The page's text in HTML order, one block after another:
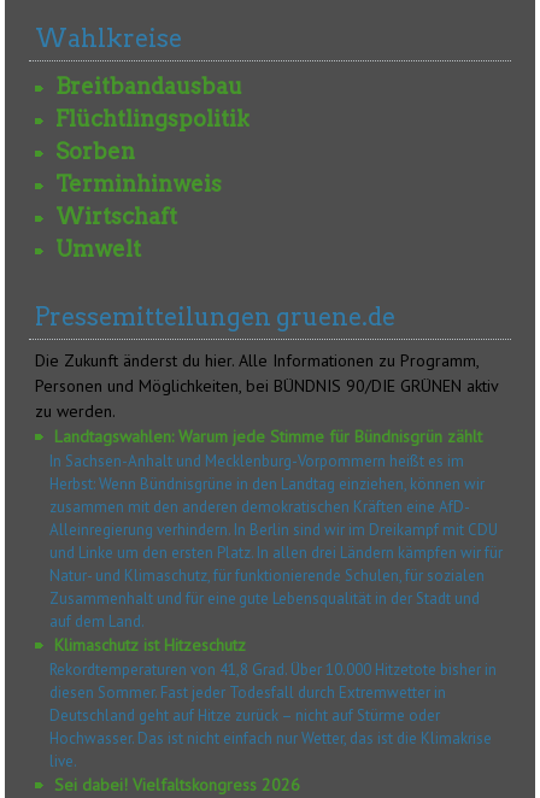
Wahlkreise
Breitbandausbau
Flüchtlingspolitik
Sorben
Terminhinweis
Wirtschaft
Umwelt
Pressemitteilungen gruene.de
Die Zukunft änderst du hier. Alle Informationen zu Programm,
Personen und Möglichkeiten, bei BÜNDNIS 90/DIE GRÜNEN aktiv
zu werden.
Landtagswahlen: Warum jede Stimme für Bündnisgrün zählt
In Sachsen-Anhalt und Mecklenburg-Vorpommern heißt es im
Herbst: Wenn Bündnisgrüne in den Landtag einziehen, können wir
zusammen mit den anderen demokratischen Kräften eine AfD-
Alleinregierung verhindern. In Berlin sind wir im Dreikampf mit CDU
und Linke um den ersten Platz. In allen drei Ländern kämpfen wir für
Natur- und Klimaschutz, für funktionierende Schulen, für sozialen
Zusammenhalt und für eine gute Lebensqualität in der Stadt und
auf dem Land.
Klimaschutz ist Hitzeschutz
Rekordtemperaturen von 41,8 Grad. Über 10.000 Hitzetote bisher in
diesen Sommer. Fast jeder Todesfall durch Extremwetter in
Deutschland geht auf Hitze zurück – nicht auf Stürme oder
Hochwasser. Das ist nicht einfach nur Wetter, das ist die Klimakrise
live.
Sei dabei! Vielfaltskongress 2026